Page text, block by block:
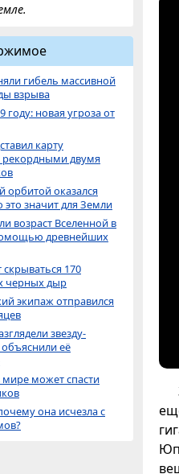
гибель массивной
взрыва
году: новая угроза от
карту
рекордными двумя
орбитой оказался
значит для Земли
возраст Вселенной в
древнейших
170
черных дыр
экипаж отправился
звезду-
объяснили её
мире может спасти
она исчезла с